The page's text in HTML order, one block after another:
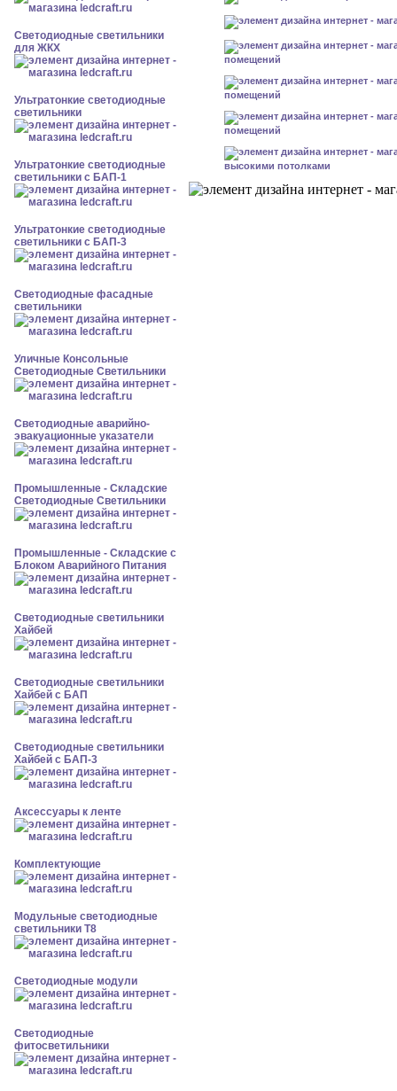
Светодиодные светильники
для ЖКХ
Ультратонкие светодиодные
светильники
Ультратонкие светодиодные
светильники с БАП-1
Ультратонкие светодиодные
светильники с БАП-3
Светодиодные фасадные
светильники
Уличные Консольные
Светодиодные Светильники
Светодиодные аварийно-
эвакуационные указатели
Промышленные - Складские
Светодиодные Светильники
Промышленные - Складские с
Блоком Аварийного Питания
Светодиодные светильники
Хайбей
Светодиодные светильники
Хайбей с БАП
Светодиодные светильники
Хайбей с БАП-3
Аксессуары к ленте
Комплектующие
Модульные светодиодные
светильники Т8
Светодиодные модули
Светодиодные
фитосветильники
помещений
помещений
помещений
высокими потолками